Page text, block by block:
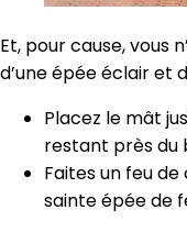
Et, pour cause, vous
d’une épée éclair et
Placez le mât
restant près du
Faites un feu
sainte épée de